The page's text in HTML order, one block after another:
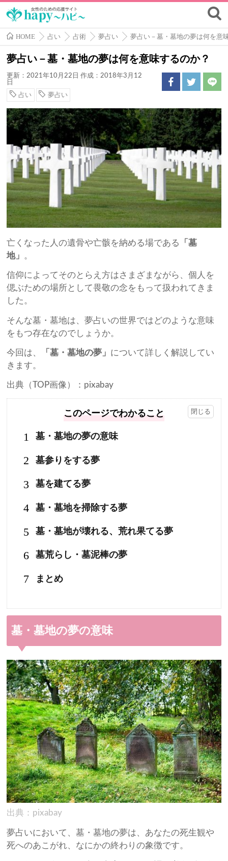
HOME 占い 占術 夢占い 夢占い－墓・墓地の夢は何を意
夢占い－墓・墓地の夢は何を意味するのか？
更新：2021年10月22日 作成：2018年3月12
日
占い
夢占い
亡くなった人の遺骨や亡骸を納める場である
「墓
地」 。
信仰によってそのとらえ方はさまざまながら、個人を
偲ぶための場所として畏敬の念をもって扱われてきま
した。
そんな墓・墓地は、夢占いの世界ではどのような意味
をもつ存在なのでしょうか。
今回は、 「墓・墓地の夢」 について詳しく解説してい
きます。
出典（TOP画像）：pixabay
このページでわかること
1 墓・墓地の夢の意味
2 墓参りをする夢
3 墓を建てる夢
4 墓・墓地を掃除する夢
5 墓・墓地が壊れる、荒れ果てる夢
6 墓荒らし・墓泥棒の夢
7 まとめ
墓・墓地の夢の意味
出典：pixabay
夢占いにおいて、墓・墓地の夢は、あなたの死生観や
死へのあこがれ、なにかの終わりの象徴です。